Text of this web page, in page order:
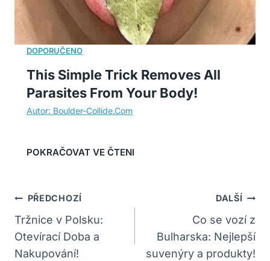
This Simple Trick Removes All
Parasites From Your Body!
Navigace
Pro
Příspěvek
PŘEDCHOZÍ
Tržnice v Polsku:
Otevírací Doba a
Nakupování!
DALŠÍ
Co se vozí z
Bulharska: Nejlepší
suvenýry a produkty!